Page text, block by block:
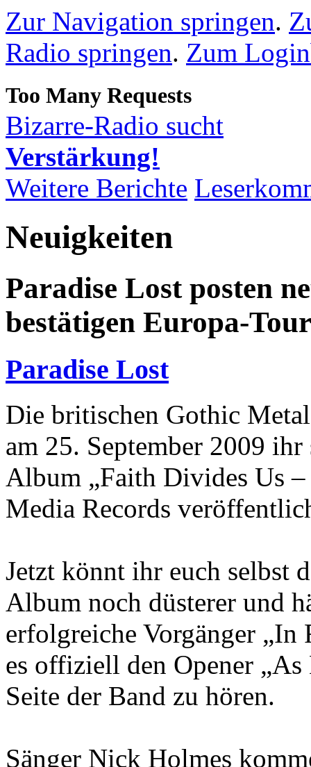
Zur Navigation springen.
Radio springen. Zum
Bizarre-Radio sucht
Verstärkung!
Weitere Berichte
Neuigkeiten
Paradise Lost posten
bestätigen Europa-Tour
Paradise Lost
Die britischen Gothic
am 25. September 2009 ihr
Album „Faith Divides Us
Media Records
Jetzt könnt ihr euch selbst
Album noch düsterer und
erfolgreiche Vorgänger
es offiziell den Opener
Seite der Band zu hören.
Sänger Nick Holmes